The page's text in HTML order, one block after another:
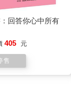
回答你心中所有
405 元
售